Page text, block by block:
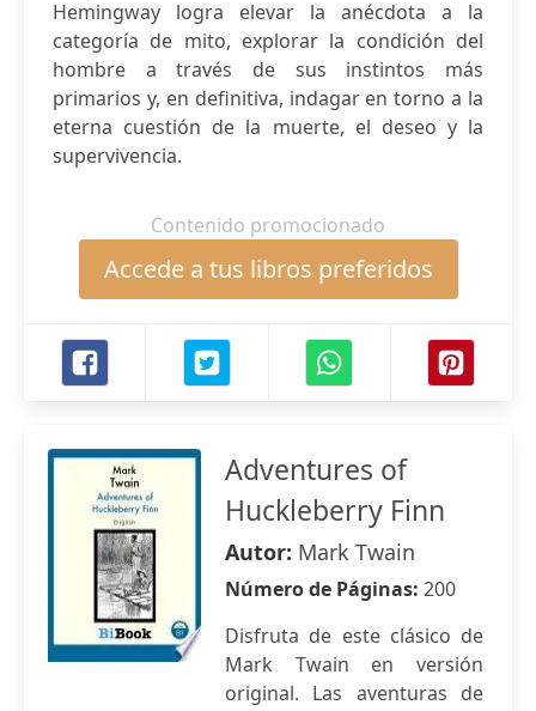
Hemingway logra elevar la anécdota a la
categoría de mito, explorar la condición del
hombre a través de sus instintos más
primarios y, en definitiva, indagar en torno a la
eterna cuestión de la muerte, el deseo y la
supervivencia.
Contenido promocionado
Accede a tus libros preferidos
Adventures of
Huckleberry Finn
Autor: Mark Twain
Número de Páginas: 200
Disfruta de este clásico de
Mark Twain en versión
original. Las aventuras de